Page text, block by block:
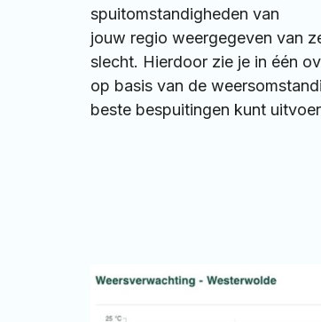
spuitomstandigheden van
jouw regio weergegeven van
slecht. Hierdoor zie je in één
op basis van de
beste bespuitingen kunt